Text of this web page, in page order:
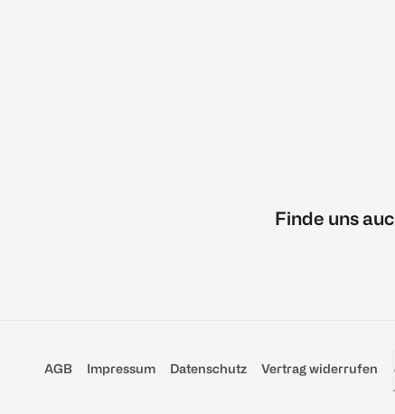
Finde uns
AGB Impressum Datenschutz Vertrag widerrufen